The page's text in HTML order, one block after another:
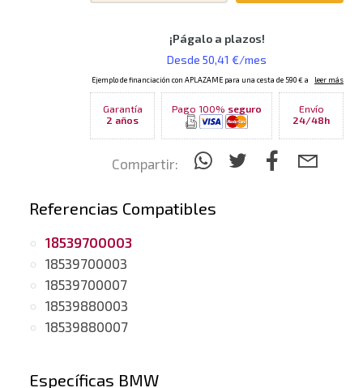
Garantía
2 años
Pago 100% seguro
Envío
24/48h
Compartir:
Referencias Compatibles
18539700003
18539700003
18539700007
18539880003
18539880007
Específicas BMW